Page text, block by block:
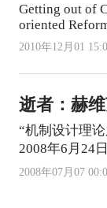
Getting out of
oriented
2010年12月01
逝者：赫
“机制设计理
2008年6月24
2008年07月07